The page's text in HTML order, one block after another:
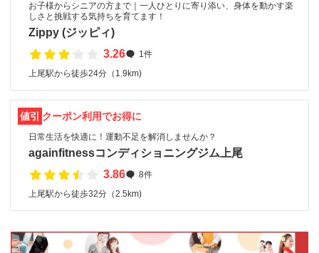
お子様からシニアの方まで｜一人ひとりに寄り添い、身体を動かす楽
しさと挑戦する気持ちを育てます！
Zippy (ジッピィ)
3.26
1件
上尾駅から徒歩24分（1.9km)
値引 クーポン利用でお得に
日常生活を快適に！運動不足を解消しませんか？
againfitnessコンディショニングジム上尾
3.86
8件
上尾駅から徒歩32分（2.5km)